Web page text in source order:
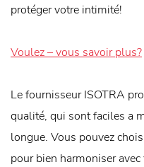
protéger votre intimité!
Voulez – vous savoir plus?
Le fournisseur ISOTRA
qualité, qui sont faciles a
longue. Vous pouvez
pour bien harmoniser